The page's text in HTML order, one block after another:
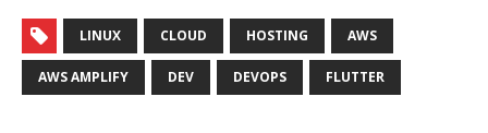
LINUX CLOUD HOSTING AWS
AWS AMPLIFY DEV DEVOPS FLUTTER